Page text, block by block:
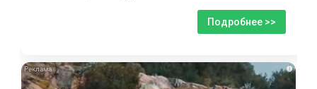
Подробнее >>
i